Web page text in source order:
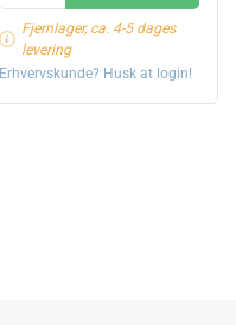
Fjernlager, ca. 4-5 dages
levering
Erhvervskunde? Husk at login!